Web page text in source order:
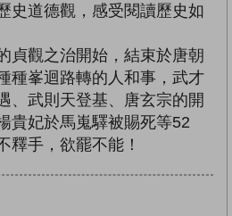
史道德觀，感受閱讀歷史如
貞觀之治開始，結束於唐朝
種峯迴路轉的人和事，武才
、武則天登基、唐玄宗的開
貴妃於馬嵬驛被賜死等52
釋手，欲罷不能！